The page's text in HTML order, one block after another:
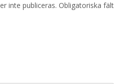
inte publiceras. Obligatoriska fält